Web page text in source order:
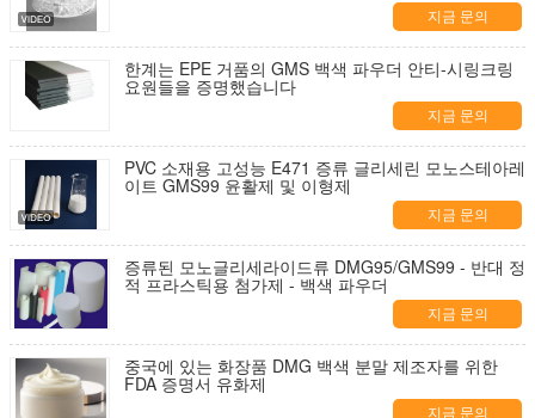
지금 문의
한계는 EPE 거품의 GMS 백색 파우더 안티-시링크링
요원들을 증명했습니다
지금 문의
PVC 소재용 고성능 E471 증류 글리세린 모노스테아레
이트 GMS99 윤활제 및 이형제
지금 문의
증류된 모노글리세라이드류 DMG95/GMS99 - 반대 정
적 프라스틱용 첨가제 - 백색 파우더
지금 문의
중국에 있는 화장품 DMG 백색 분말 제조자를 위한
FDA 증명서 유화제
지금 문의